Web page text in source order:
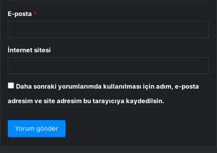
E-posta *
İnternet sitesi
Daha sonraki yorumlarımda kullanılması için adım, e-posta
adresim ve site adresim bu tarayıcıya kaydedilsin.